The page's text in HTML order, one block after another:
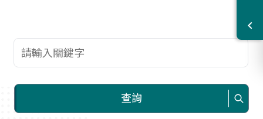
查詢關鍵字
查詢